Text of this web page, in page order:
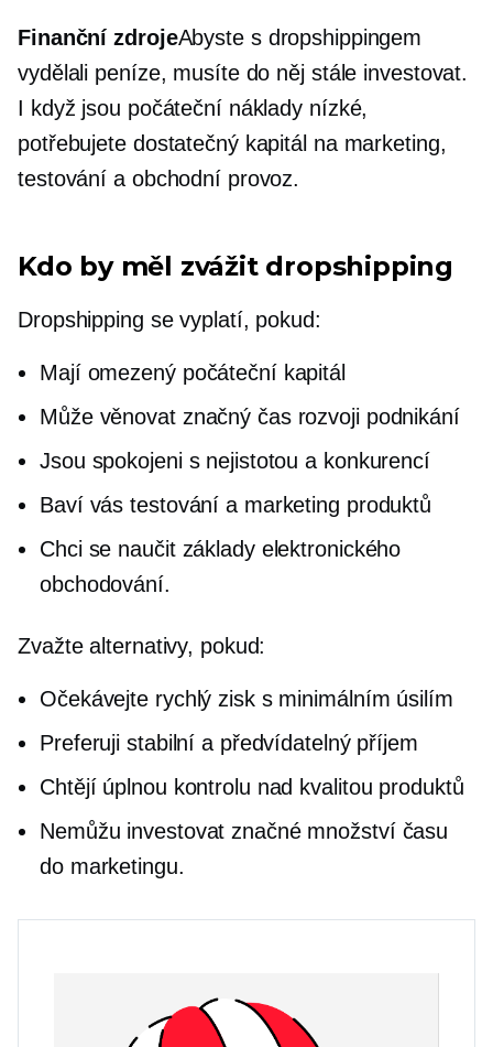
Finanční zdrojeAbyste s dropshippingem
vydělali peníze, musíte do něj stále investovat.
I když jsou počáteční náklady nízké,
potřebujete dostatečný kapitál na marketing,
testování a obchodní provoz.
Kdo by měl zvážit dropshipping
Dropshipping se vyplatí, pokud:
Mají omezený počáteční kapitál
Může věnovat značný čas rozvoji podnikání
Jsou spokojeni s nejistotou a konkurencí
Baví vás testování a marketing produktů
Chci se naučit základy elektronického
obchodování.
Zvažte alternativy, pokud:
Očekávejte rychlý zisk s minimálním úsilím
Preferuji stabilní a předvídatelný příjem
Chtějí úplnou kontrolu nad kvalitou produktů
Nemůžu investovat značné množství času
do marketingu.